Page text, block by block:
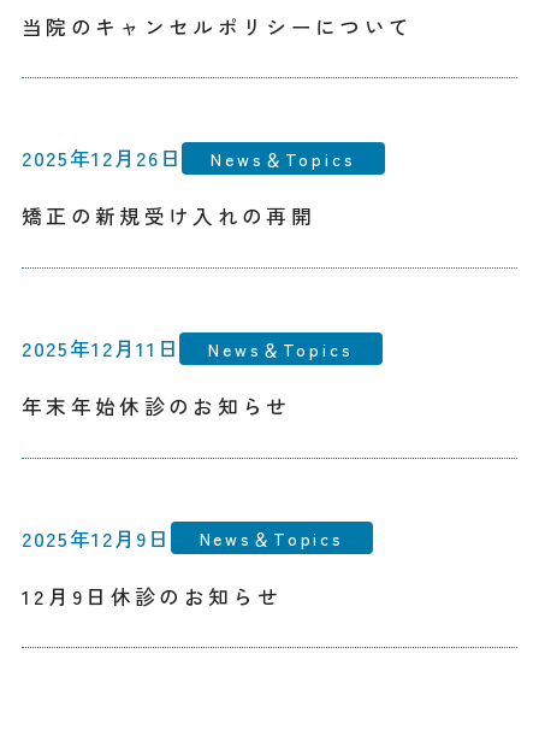
当院のキャンセルポリシーについて
2025年12月26日 News＆Topics
矯正の新規受け入れの再開
2025年12月11日 News＆Topics
年末年始休診のお知らせ
2025年12月9日 News＆Topics
12月9日休診のお知らせ